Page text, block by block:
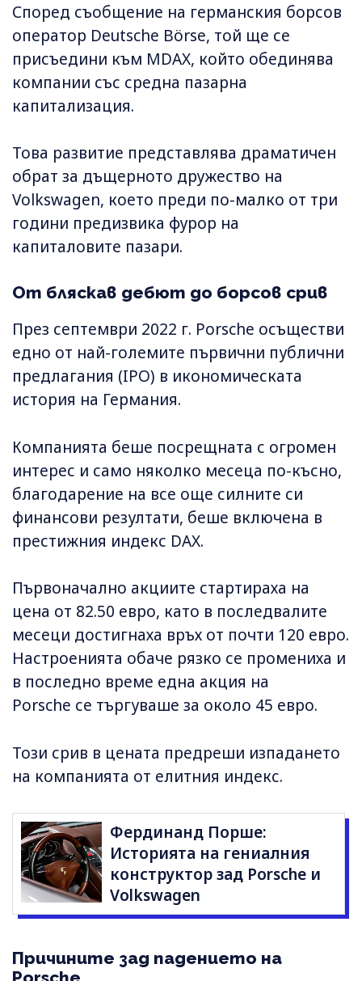
Според съобщение на германския борсов
оператор Deutsche Börse, той ще се
присъедини към MDAX, който обединява
компании със средна пазарна
капитализация.
Това развитие представлява драматичен
обрат за дъщерното дружество на
Volkswagen, което преди по-малко от три
години предизвика фурор на
капиталовите пазари.
От бляскав дебют до борсов срив
През септември 2022 г. Porsche осъществи
едно от най-големите първични публични
предлагания (IPO) в икономическата
история на Германия.
Компанията беше посрещната с огромен
интерес и само няколко месеца по-късно,
благодарение на все още силните си
финансови резултати, беше включена в
престижния индекс DAX.
Първоначално акциите стартираха на
цена от 82.50 евро, като в последвалите
месеци достигнаха връх от почти 120 евро.
Настроенията обаче рязко се промениха и
в последно време една акция на
Porsche се търгуваше за около 45 евро.
Този срив в цената предреши изпадането
на компанията от елитния индекс.
Фердинанд Порше:
Историята на гениалния
конструктор зад Porsche и
Volkswagen
Причините зад падението на